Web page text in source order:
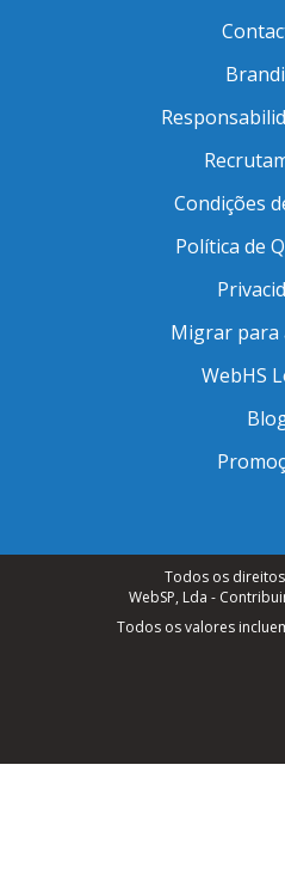
Condições
Política de
Migrar para
WebHS
Todos os
WebSP, Lda -
Todos os valores